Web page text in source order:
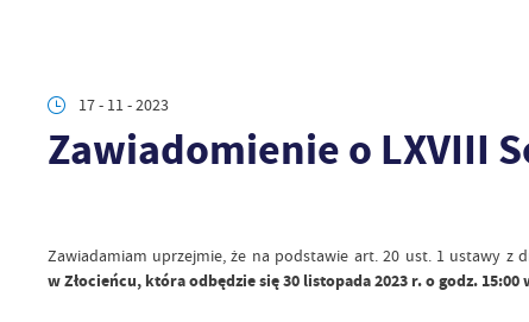
17 - 11 - 2023
Zawiadomienie o LXVIII
Zawiadamiam uprzejmie, że na podstawie art. 20 ust. 1 ustawy z
w Złocieńcu, która odbędzie się 30 listopada 2023 r. o godz.